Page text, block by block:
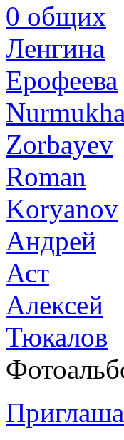
0 общих
Ленгина
Ерофеева
Zorbayev
Roman
Koryanov
Андрей
Аст
Алексей
Тюкалов